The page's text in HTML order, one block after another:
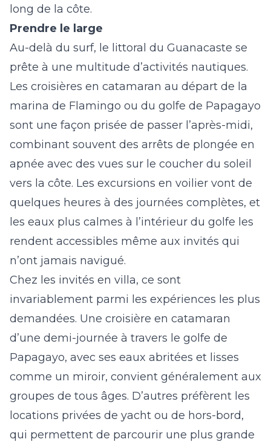
long de la côte.
Prendre le large
Au-delà du surf, le littoral du Guanacaste se
prête à une multitude d’activités nautiques.
Les croisières en catamaran au départ de la
marina de Flamingo ou du golfe de Papagayo
sont une façon prisée de passer l’après-midi,
combinant souvent des arrêts de plongée en
apnée avec des vues sur le coucher du soleil
vers la côte. Les excursions en voilier vont de
quelques heures à des journées complètes, et
les eaux plus calmes à l’intérieur du golfe les
rendent accessibles même aux invités qui
n’ont jamais navigué.
Chez les invités en villa, ce sont
invariablement parmi les expériences les plus
demandées. Une croisière en catamaran
d’une demi-journée à travers le golfe de
Papagayo, avec ses eaux abritées et lisses
comme un miroir, convient généralement aux
groupes de tous âges. D’autres préfèrent les
locations privées de yacht ou de hors-bord,
qui permettent de parcourir une plus grande